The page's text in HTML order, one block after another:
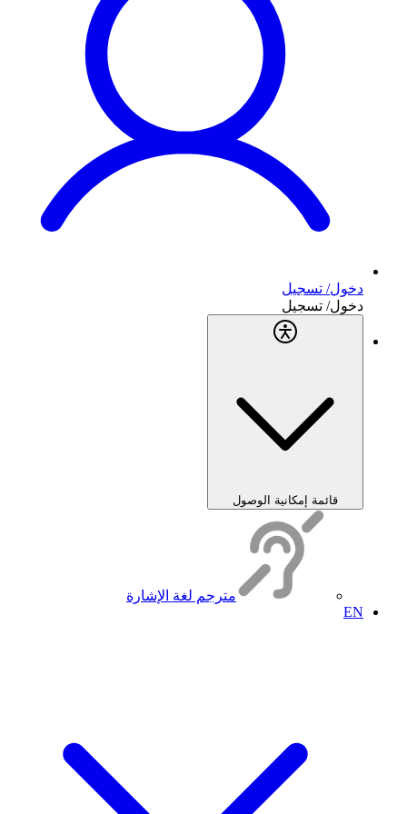
دخول/ تسجيل
دخول/ تسجيل
قائمة إمكانية الوصول
مترجم لغة الإشارة
EN